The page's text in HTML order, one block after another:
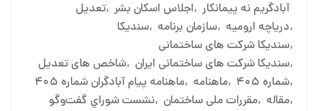
آبادگريم نه پيمانکار اجلاس اسکان بشر تعدیل
دریاچه ارومیه سازمان برنامه سندیکا
سندیکا شرکت های ساختمانی
سندیکا شرکت های ساختمانی ایران شاخص های تعدیل
شماره ۴۰۵
ماهنامه ماهنامه پیام آبادگران شماره ۴۰۵
مقاله مقررات ملی ساختمان نشست شوراي گفت‌وگو